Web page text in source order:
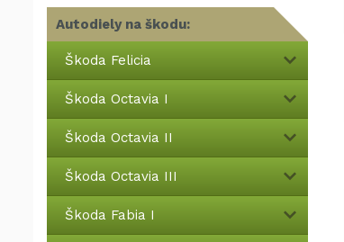
Autodiely na škodu:
Škoda Felicia
Škoda Octavia I
Škoda Octavia II
Škoda Octavia III
Škoda Fabia I